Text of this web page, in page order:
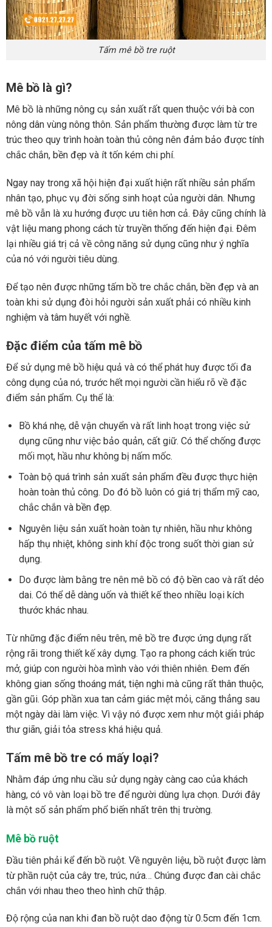
Tấm mê bồ tre ruột
Mê bồ là gì?
Mê bồ là những nông cụ sản xuất rất quen thuộc với bà con
nông dân vùng nông thôn. Sản phẩm thường được làm từ tre
trúc theo quy trình hoàn toàn thủ công nên đảm bảo được tính
chắc chắn, bền đẹp và ít tốn kém chi phí.
Ngay nay trong xã hội hiện đại xuất hiện rất nhiều sản phẩm
nhân tạo, phục vụ đời sống sinh hoạt của người dân. Nhưng
mê bồ vẫn là xu hướng được ưu tiên hơn cả. Đây cũng chính là
vật liệu mang phong cách từ truyền thống đến hiện đại. Đêm
lại nhiều giá trị cả về công năng sử dụng cũng như ý nghĩa
của nó với người tiêu dùng.
Để tạo nên được những tấm bồ tre chắc chắn, bền đẹp và an
toàn khi sử dụng đòi hỏi người sản xuất phải có nhiều kinh
nghiệm và tâm huyết với nghề.
Đặc điểm của tấm mê bồ
Để sử dụng mê bồ hiệu quả và có thể phát huy được tối đa
công dụng của nó, trước hết mọi người cần hiểu rõ về đặc
điểm sản phẩm. Cụ thể là:
Bồ khá nhẹ, dễ vận chuyển và rất linh hoạt trong việc sử
dụng cũng như việc bảo quản, cất giữ. Có thể chống được
mối mọt, hầu như không bị nấm mốc.
Toàn bộ quá trình sản xuất sản phẩm đều được thực hiện
hoàn toàn thủ công. Do đó bồ luôn có giá trị thẩm mỹ cao,
chắc chắn và bền đẹp.
Nguyên liệu sản xuất hoàn toàn tự nhiên, hầu như không
hấp thụ nhiệt, không sinh khí độc trong suốt thời gian sử
dụng.
Do được làm bằng tre nên mê bồ có độ bền cao và rất dẻo
dai. Có thể dễ dàng uốn và thiết kế theo nhiều loại kích
thước khác nhau.
Từ những đặc điểm nêu trên, mê bồ tre được ứng dụng rất
rộng rãi trong thiết kế xây dựng. Tạo ra phong cách kiến trúc
mở, giúp con người hòa mình vào với thiên nhiên. Đem đến
không gian sống thoáng mát, tiện nghi mà cũng rất thân thuộc,
gần gũi. Góp phần xua tan cảm giác mệt mỏi, căng thẳng sau
một ngày dài làm việc. Vì vậy nó được xem như một giải pháp
thư giãn, giải tỏa stress khá hiệu quả.
Tấm mê bồ tre có mấy loại?
Nhằm đáp ứng nhu cầu sử dụng ngày càng cao của khách
hàng, có vô vàn loại bồ tre để người dùng lựa chọn. Dưới đây
là một số sản phẩm phổ biến nhất trên thị trường.
Mê bồ ruột
Đầu tiên phải kể đến bồ ruột. Về nguyên liệu, bồ ruột được làm
từ phần ruột của cây tre, trúc, nứa… Chúng được đan cài chắc
chắn với nhau theo theo hình chữ thập.
Độ rộng của nan khi đan bồ ruột dao động từ 0.5cm đến 1cm.